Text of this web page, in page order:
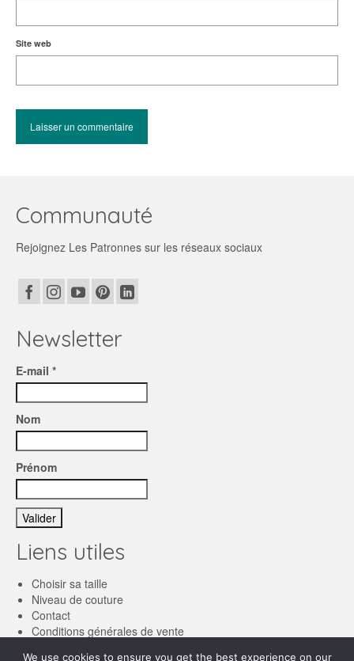
Site web
Communauté
Rejoignez Les Patronnes sur les réseaux sociaux
Newsletter
E-mail *
Nom
Prénom
Liens utiles
Choisir sa taille
Niveau de couture
Contact
Conditions générales de vente
We use cookies to ensure you get the best experience on our